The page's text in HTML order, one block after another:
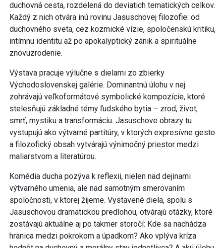
duchovná cesta, rozdelená do deviatich tematických celkov.
Každý z nich otvára inú rovinu Jasuschovej filozofie: od
duchovného sveta, cez kozmické vízie, spoločenskú kritiku,
intímnu identitu až po apokalyptický zánik a spirituálne
znovuzrodenie.
Výstava pracuje výlučne s dielami zo zbierky
Východoslovenskej galérie. Dominantnú úlohu v nej
zohrávajú veľkoformátové symbolické kompozície, ktoré
stelesňujú základné témy ľudského bytia – zrod, život,
smrť, mystiku a transformáciu. Jasuschove obrazy tu
vystupujú ako výtvarné partitúry, v ktorých expresívne gesto
a filozofický obsah vytvárajú výnimočný priestor medzi
maliarstvom a literatúrou.
Komédia ducha pozýva k reflexii, nielen nad dejinami
výtvarného umenia, ale nad samotným smerovaním
spoločnosti, v ktorej žijeme. Vystavené diela, spolu s
Jasuschovou dramatickou predlohou, otvárajú otázky, ktoré
zostávajú aktuálne aj po takmer storočí: Kde sa nachádza
hranica medzi pokrokom a úpadkom? Ako vplýva kríza